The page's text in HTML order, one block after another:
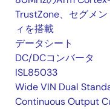
TrustZone、セグメ
ィを搭載
データシート
DC/DCコンバータ
ISL85033
Wide VIN Dual
Continuous Output